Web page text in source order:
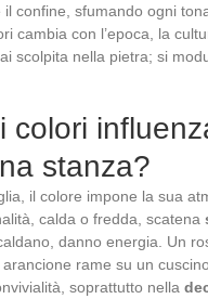
confine, sfumando ogni
cambia con l’epoca, la
scolpita nella pietra; si
colori
stanza?
il colore impone la sua
calda o fredda, scatena
danno energia. Un
rame su un
soprattutto nella